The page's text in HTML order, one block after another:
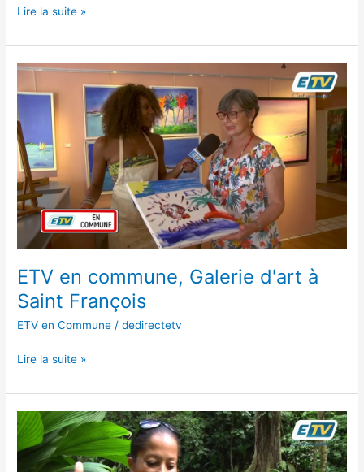
Lire la suite »
ETV en commune, Galerie d'art à
Saint François
ETV en Commune /dedirectetv
ETV
en
commune,
Galerie
d'art
à
Saint
François
Lire la suite »
ETV
en
Commune,